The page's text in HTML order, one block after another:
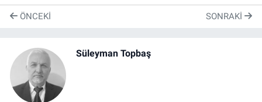
ÖNCEKI SONRAKI
Süleyman Topbaş